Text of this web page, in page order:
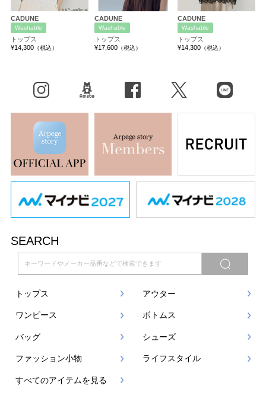
CADUNE
Washable
トップス
¥14,300（税込）
CADUNE
Washable
トップス
¥17,600（税込）
CADUNE
Washable
トップス
¥14,300 （税込）
X（旧Twitter） LINE
SEARCH
トップス アウター
ワンピース ボトムス
バッグ シューズ
ファッション小物 ライフスタイル
すべてのアイテムを見る